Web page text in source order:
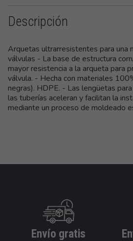
Descripción
Arquetas ultrarresistentes para una
válvulas - La base de estructura
mayor resistencia a la arqueta para
válvula. - Hecha con materiales
negras). HDPE. - Las lengüetas
las tuberías aceleran y facilitan la
mediante un proceso de moldeado
Envío gratis